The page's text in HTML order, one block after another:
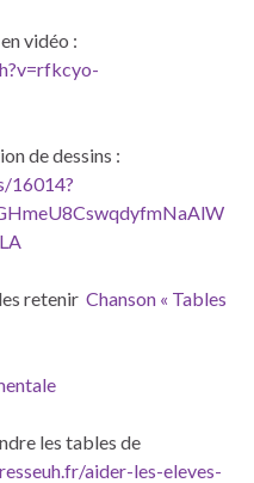
vidéo :
de dessins :
16014?
retenir Chanson « Tables
les tables de
aider-les-eleves-